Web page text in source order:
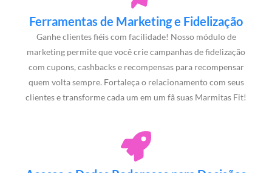
Ferramentas de Marketing e Fidelização
Ganhe clientes fiéis com facilidade! Nosso módulo de
marketing permite que você crie campanhas de fidelização
com cupons, cashbacks e recompensas para recompensar
quem volta sempre. Fortaleça o relacionamento com seus
clientes e transforme cada um em um fã suas Marmitas Fit!